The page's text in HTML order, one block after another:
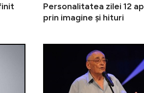
Personalitatea zilei 12
prin imagine și hituri
Personalitatea zilei 29 martie |